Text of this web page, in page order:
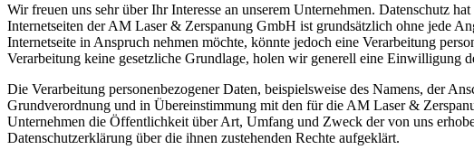
Wir freuen uns sehr über Ihr Interesse an unserem Unternehmen. Datenschutz
Internetseiten der AM Laser & Zerspanung GmbH ist grundsätzlich ohne jede
Internetseite in Anspruch nehmen möchte, könnte jedoch eine Verarbeitung
Verarbeitung keine gesetzliche Grundlage, holen wir generell eine Einwilligung
Die Verarbeitung personenbezogener Daten, beispielsweise des Namens, der
Grundverordnung und in Übereinstimmung mit den für die AM Laser &
Unternehmen die Öffentlichkeit über Art, Umfang und Zweck der von uns
Datenschutzerklärung über die ihnen zustehenden Rechte aufgeklärt.